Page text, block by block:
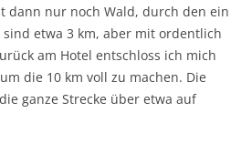
nur noch Wald, durch den ein
etwa 3 km, aber mit ordentlich
am Hotel entschloss ich mich
die 10 km voll zu machen. Die
ganze Strecke über etwa auf